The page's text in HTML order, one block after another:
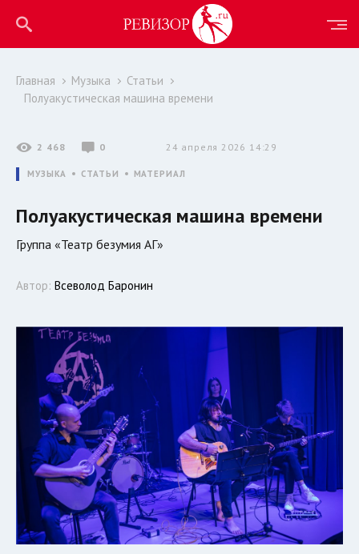
Главная Музыка
Статьи
Полуакустическая машина времени
2 468 0 24 апреля 2026 14:29
МУЗЫКА СТАТЬИ МАТЕРИАЛ
Полуакустическая машина времени
Группа «Театр безумия АГ»
Автор: Всеволод Баронин